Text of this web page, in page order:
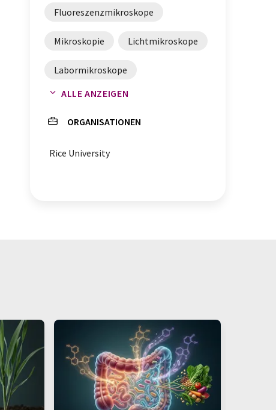
Fluoreszenzmikroskope
Mikroskopie Lichtmikroskope
Labormikroskope
Zellbiologie
molekulare Mechanik
Fluoreszenzmikroskopie
ALLE ANZEIGEN
ORGANISATIONEN
Rice University